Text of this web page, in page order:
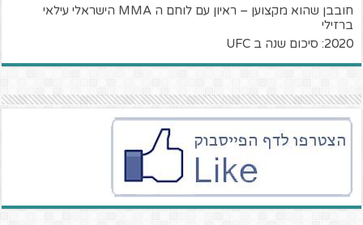
חובבן שהוא מקצוען – ראיון עם לוחם ה MMA הישראלי עילאי
ברזילי
2020: סיכום שנה ב UFC